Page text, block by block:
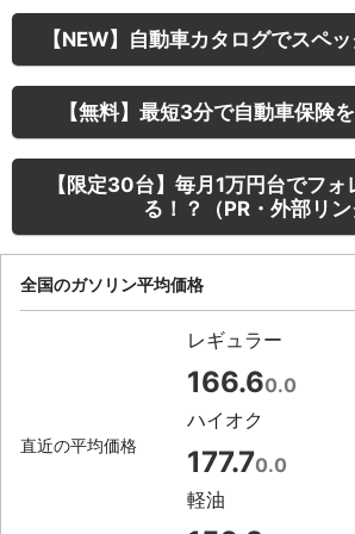
【NEW】自動車カタログでスペ
【無料】最短3分で自動車保険
【限定30台】毎月1万円台でフ
る！？（PR・外部リン
全国のガソリン平均価格
直近の平均価格
レギュラー
166.60.0
ハイオク
177.70.0
軽油